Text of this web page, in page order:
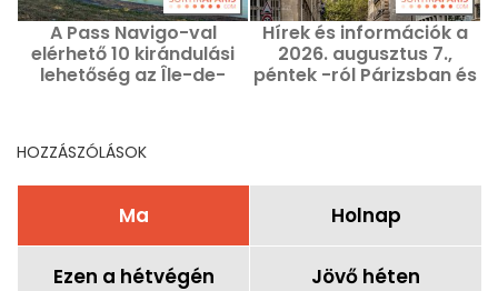
A Pass Navigo-val
elérhető 10 kirándulási
lehetőség az Île-de-
2-án.
Hírek és információk a
2026. augusztus 7.,
péntek -ról Párizsban és
HOZZÁSZÓLÁSOK
Ma Holnap
Ezen a hétvégén Jövő héten